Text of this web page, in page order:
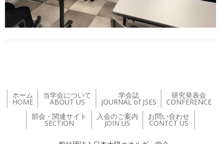
ホーム
HOME
当学会について
ABOUT US
学会誌
JOURNAL of JSES
研究発表会
CONFERENCE
部会・関連サイト
SECTION
入会のご案内
JOIN US
お問い合わせ
CONTCT US